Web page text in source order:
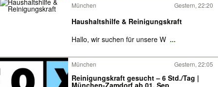
München Gestern, 22:20
Haushaltshilfe & Reinigungskraft
Hallo, wir suchen für unsere W ...
München Gestern, 22:05
Reinigungskraft gesucht – 6 Std./Tag |
München-Zamdorf ab 01. Sep